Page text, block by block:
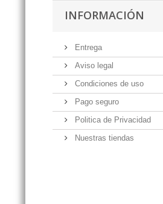
INFORMACIÓN
Entrega
Aviso legal
Condiciones de uso
Pago seguro
Politica de Privacidad
Nuestras tiendas